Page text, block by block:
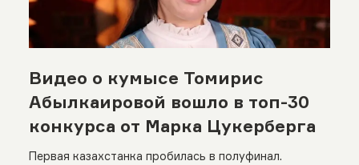
Видео о кумысе Томирис
Абылкаировой вошло в топ-30
конкурса от Марка Цукерберга
Первая казахстанка пробилась в полуфинал.